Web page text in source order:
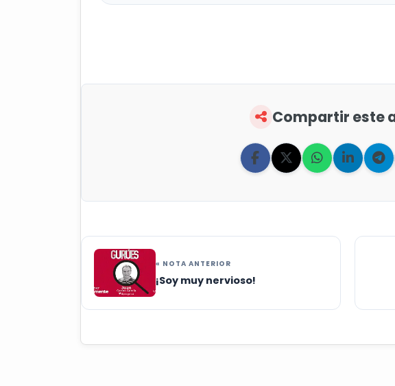
Compartir este
« NOTA ANTERIOR
¡Soy muy nervioso!